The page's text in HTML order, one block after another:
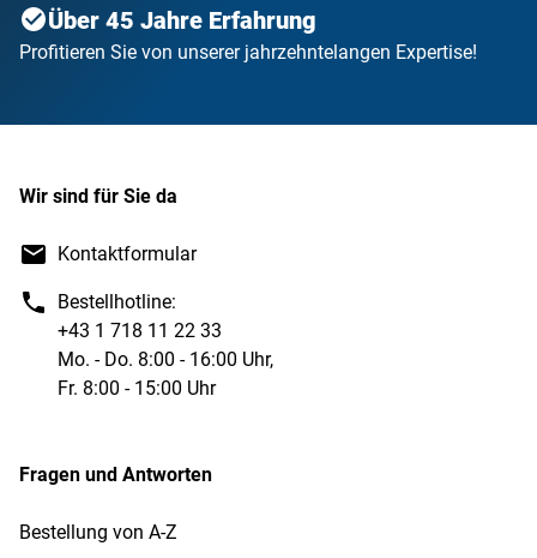
Über 45 Jahre Erfahrung
Profitieren Sie von unserer jahrzehntelangen Expertise!
Wir sind für Sie da
Kontaktformular
Bestellhotline:
+43 1 718 11 22 33
Mo. - Do. 8:00 - 16:00 Uhr,
Fr. 8:00 - 15:00 Uhr
Fragen und Antworten
Bestellung von A-Z